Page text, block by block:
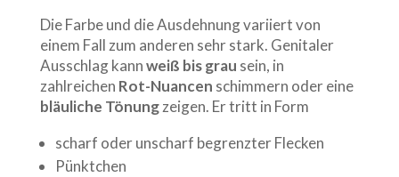
Die Farbe und die Ausdehnung variiert von
einem Fall zum anderen sehr stark. Genitaler
Ausschlag kannweiß bis grau sein, in
zahlreichen Rot-Nuancen schimmern oder eine
bläuliche Tönungzeigen. Er tritt in Form
scharf oder unscharf begrenzter Flecken
Pünktchen